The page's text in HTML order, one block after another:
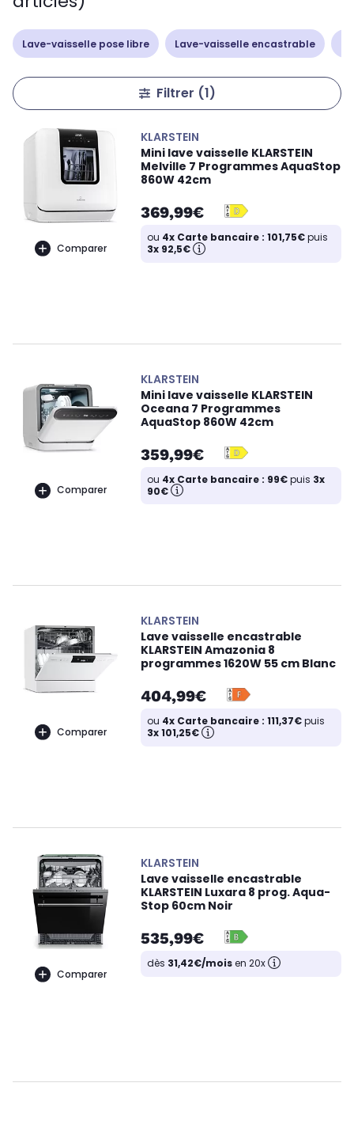
Lave-vaisselle pose libre Lave-vaisselle encastrable
Filtrer (1)
Comparer
KLARSTEIN
Mini lave vaisselle KLARSTEIN
Melville 7 Programmes AquaStop
860W 42cm
369,99€
ou 4x Carte bancaire : 101,75€puis
3x 92,5€
Comparer
KLARSTEIN
Mini lave vaisselle KLARSTEIN
Oceana 7 Programmes
AquaStop 860W 42cm
359,99€
ou 4x Carte bancaire : 99€puis 3x
90€
Comparer
KLARSTEIN
Lave vaisselle encastrable
KLARSTEIN Amazonia 8
programmes 1620W 55 cm Blanc
404,99€
ou 4x Carte bancaire : 111,37€puis
3x 101,25€
Comparer
KLARSTEIN
Lave vaisselle encastrable
KLARSTEIN Luxara 8 prog. Aqua-
Stop 60cm Noir
535,99€
dès 31,42€/moisen 20x